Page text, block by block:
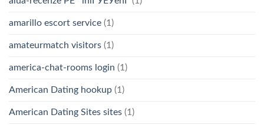
amarillo escort service (1)
amateurmatch visitors (1)
america-chat-rooms login (1)
American Dating hookup (1)
American Dating Sites sites (1)